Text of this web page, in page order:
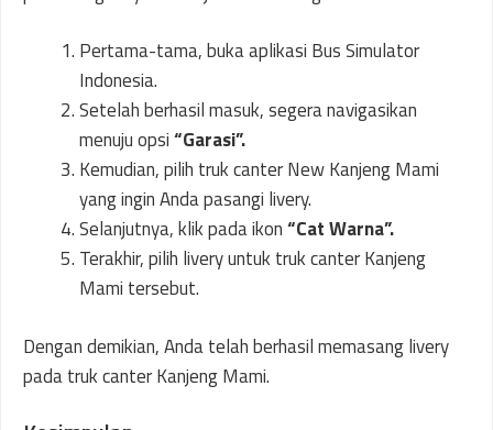
Pertama-tama, buka aplikasi Bus Simulator
Indonesia.
Setelah berhasil masuk, segera navigasikan
menuju opsi“Garasi”.
Kemudian, pilih truk canter New Kanjeng Mami
yang ingin Anda pasangi livery.
Selanjutnya, klik pada ikon“Cat Warna”.
Terakhir, pilih livery untuk truk canter Kanjeng
Mami tersebut.
Dengan demikian, Anda telah berhasil memasang livery
pada truk canter Kanjeng Mami.